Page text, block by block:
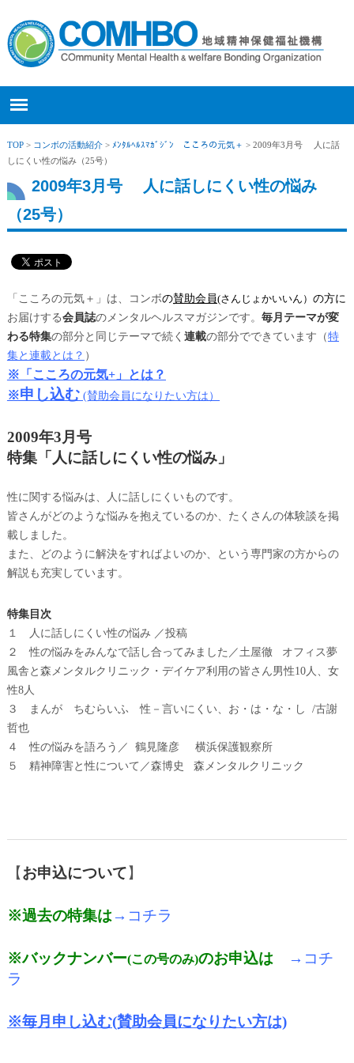
TOP> コンボの活動紹介> ﾒﾝﾀﾙﾍﾙｽﾏｶﾞｼﾞﾝ こころの元気＋ > 2009年3月号 人に話
しにくい性の悩み（25号）
2009年3月号 人に話しにくい性の悩み
（25号）
「こころの元気＋ 」は、コンボの賛助会員(さんじょかいいん） の方に
お届けする会員誌のメンタルヘルスマガジンです。 毎月テーマが変
わる特集の部分と同じテーマで続く 連載の部分でできています（特
集と連載とは？ ）
※「こころの元気+」とは？
※申し込む(賛助会員になりたい方は）
2009年3月号
特集「人に話しにくい性の悩み」
性に関する悩みは、人に話しにくいものです。
皆さんがどのような悩みを抱えているのか、たくさんの体験談を掲
載しました。
また、どのように解決をすればよいのか、という専門家の方からの
解説も充実しています。
特集目次
１ 人に話しにくい性の悩み ／投稿
２ 性の悩みをみんなで話し合ってみました／土屋徹 オフィス夢
風舎と森メンタルクリニック・デイケア利用の皆さん男性10人、女
性8人
３ まんが ちむらいふ 性－言いにくい、お・は・な・し /古謝
哲也
４ 性の悩みを語ろう／ 鶴見隆彦 横浜保護観察所
５ 精神障害と性について／森博史 森メンタルクリニック
【お申込について】
※過去の特集は→コチラ
※バックナンバー(この号のみ)のお申込は
→コチ
ラ
※毎月申し込む(賛助会員になりたい方は)